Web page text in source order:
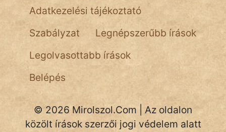
Hoffer Botond
szemfüles
Adatkezelési tájékoztató
Szabályzat
Legnépszerűbb írások
Legolvasottabb írások
Belépés
© 2026 Mirolszol.Com | Az oldalon
közölt írások szerzői jogi védelem alatt